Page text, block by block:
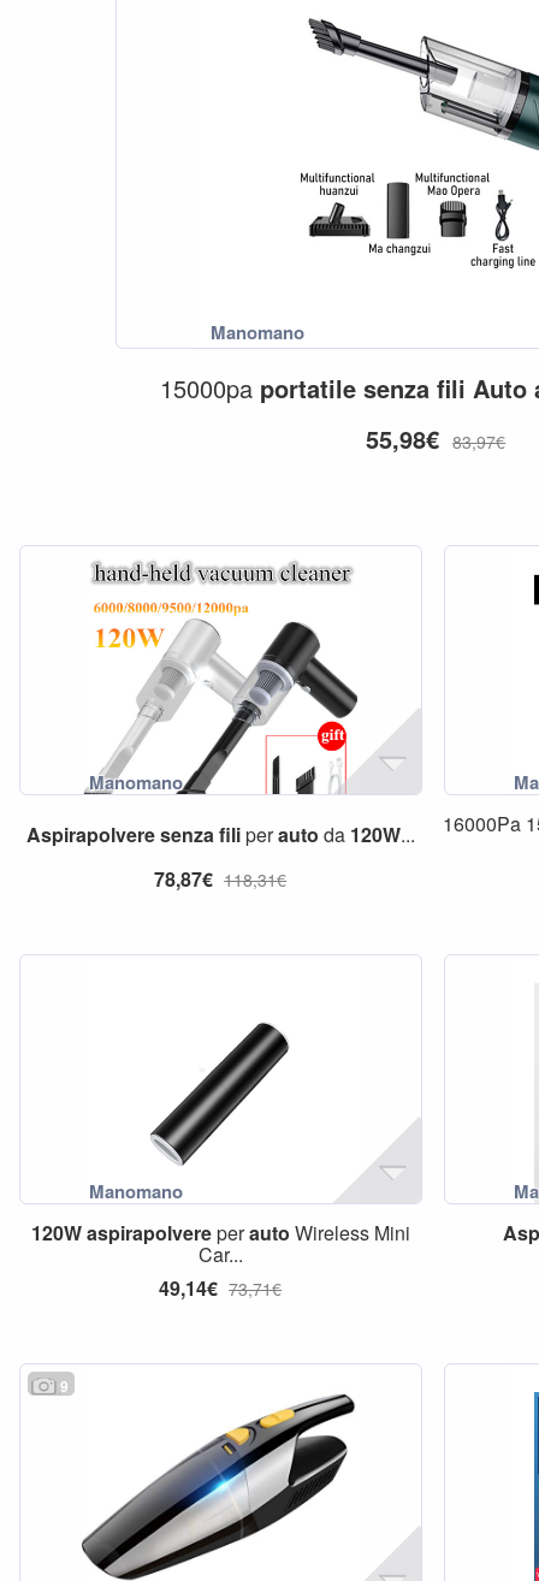
15000pa portatile senza fili Auto
55,98€ 83,97€
Aspirapolveresenzafiliperauto da 120W...
78,87€ 118,31€
16000Pa
120Waspirapolvereperauto Wireless Mini
Car...
49,14€ 73,71€
9